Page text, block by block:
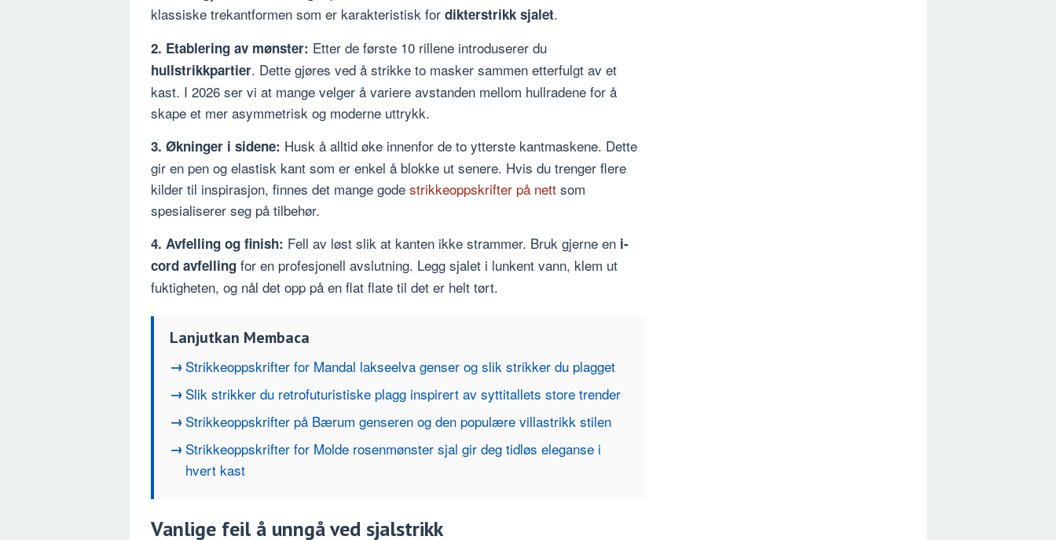
klassiske trekantformen som er karakteristisk for dikterstrikk sjalet.
2. Etablering av mønster: Etter de første 10 rillene introduserer du
hullstrikkpartier. Dette gjøres ved å strikke to masker sammen etterfulgt av et
kast. I 2026 ser vi at mange velger å variere avstanden mellom hullradene for å
skape et mer asymmetrisk og moderne uttrykk.
3. Økninger i sidene: Husk å alltid øke innenfor de to ytterste kantmaskene. Dette
gir en pen og elastisk kant som er enkel å blokke ut senere. Hvis du trenger flere
kilder til inspirasjon, finnes det mange gode strikkeoppskrifter på nett som
spesialiserer seg på tilbehør.
4. Avfelling og finish: Fell av løst slik at kanten ikke strammer. Bruk gjerne en i-
cord avfelling for en profesjonell avslutning. Legg sjalet i lunkent vann, klem ut
fuktigheten, og nål det opp på en flat flate til det er helt tørt.
Lanjutkan Membaca
Strikkeoppskrifter for Mandal lakseelva genser og slik strikker du plagget
Slik strikker du retrofuturistiske plagg inspirert av syttitallets store trender
Strikkeoppskrifter på Bærum genseren og den populære villastrikk stilen
Strikkeoppskrifter for Molde rosenmønster sjal gir deg tidløs eleganse i
hvert kast
Vanlige feil å unngå ved sjalstrikk